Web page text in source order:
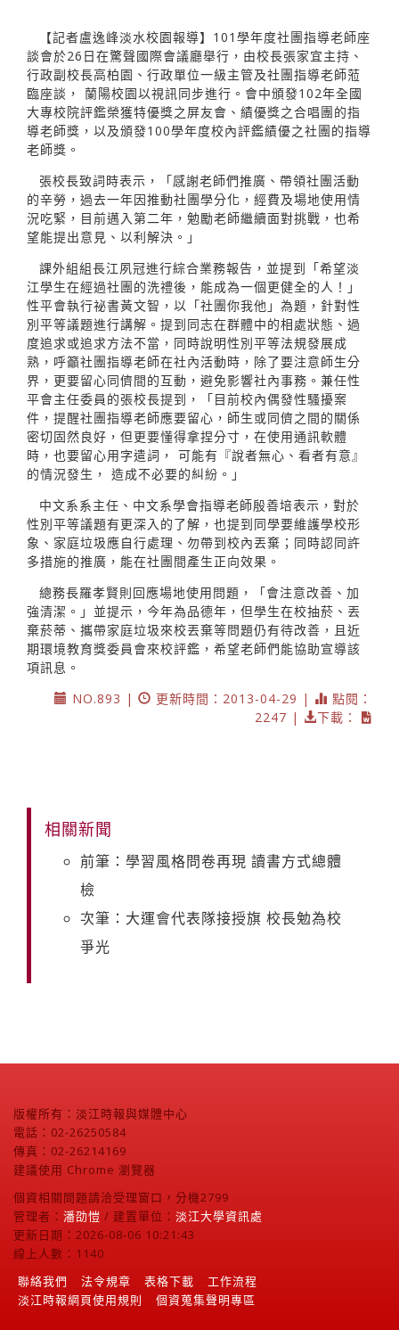
【記者盧逸峰淡水校園報導】101學年度社團指導老師座
談會於26日在驚聲國際會議廳舉行，由校長張家宜主持、
行政副校長高柏園、行政單位一級主管及社團指導老師蒞
臨座談， 蘭陽校園以視訊同步進行。會中頒發102年全國
大專校院評鑑榮獲特優獎之屏友會、績優獎之合唱團的指
導老師獎，以及頒發100學年度校內評鑑績優之社團的指導
老師獎。
張校長致詞時表示，「感謝老師們推廣、帶領社團活動
的辛勞，過去一年因推動社團學分化，經費及場地使用情
況吃緊，目前邁入第二年，勉勵老師繼續面對挑戰，也希
望能提出意見、以利解決。」
課外組組長江夙冠進行綜合業務報告，並提到「希望淡
江學生在經過社團的洗禮後，能成為一個更健全的人！」
性平會執行祕書黃文智，以「社團你我他」為題，針對性
別平等議題進行講解。提到同志在群體中的相處狀態、過
度追求或追求方法不當，同時說明性別平等法規發展成
熟，呼籲社團指導老師在社內活動時，除了要注意師生分
界，更要留心同儕間的互動，避免影響社內事務。兼任性
平會主任委員的張校長提到，「目前校內偶發性騷擾案
件，提醒社團指導老師應要留心，師生或同儕之間的關係
密切固然良好，但更要懂得拿捏分寸，在使用通訊軟體
時，也要留心用字遣詞， 可能有『說者無心、看者有意』
的情況發生， 造成不必要的糾紛。」
中文系系主任、中文系學會指導老師殷善培表示，對於
性別平等議題有更深入的了解，也提到同學要維護學校形
象、家庭垃圾應自行處理、勿帶到校內丟棄；同時認同許
多措施的推廣，能在社團間產生正向效果。
總務長羅孝賢則回應場地使用問題，「會注意改善、加
強清潔。」並提示，今年為品德年，但學生在校抽菸、丟
棄菸蒂、攜帶家庭垃圾來校丟棄等問題仍有待改善，且近
期環境教育獎委員會來校評鑑，希望老師們能協助宣導該
項訊息。
NO.893 |
更新時間：2013-04-29 |
點閱：
2247 |
下載：
相關新聞
前筆：學習風格問卷再現 讀書方式總體
檢
次筆：大運會代表隊接授旗 校長勉為校
爭光
版權所有：淡江時報與媒體中心
電話：02-26250584
傳真：02-26214169
建議使用 Chrome 瀏覽器
個資相關問題請洽受理窗口，分機2799
管理者： 潘劭愷 / 建置單位： 淡江大學資訊處
更新日期：2026-08-06 10:21:43
線上人數：1140
聯絡我們
法令規章 表格下載
工作流程
淡江時報網頁使用規則
個資蒐集聲明專區